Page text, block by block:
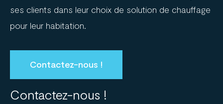
ses clients dans leur choix de solution de chauffage
pour leur habitation.
Contactez-nous !
Contactez-nous !